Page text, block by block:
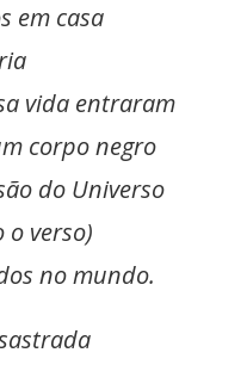
em casa
vida entraram
corpo negro
do Universo
o verso)
no mundo.